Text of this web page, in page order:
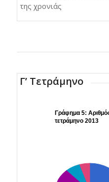
της χρονιάς
Γ’ Τετράμηνο
Γράφημα 5:
τετράμηνο 2013